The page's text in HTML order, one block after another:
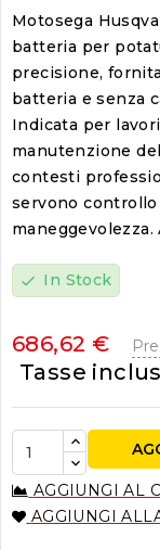
Motosega
batteria per
precisione,
batteria e senza
Indicata per
manutenzione
contesti
servono controllo
check In Stock
686,62 €
Tasse
AGGIUNGI AL
AGGIUNGI